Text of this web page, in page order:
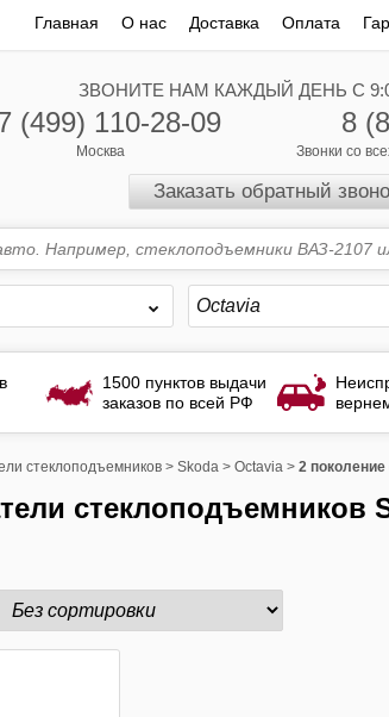
Главная О нас Доставка Оплата
ЗВОНИТЕ НАМ КАЖДЫЙ ДЕНЬ С
(499) 110-28-09
Москва
8
Звонки со
Заказать обратный
Octavia
1500 пунктов выдачи
заказов по всей РФ
стеклоподъемников > Skoda > Octavia > 2 поколение